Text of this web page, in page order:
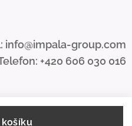
košíku
info@impala-group.com
+420 606 030 016